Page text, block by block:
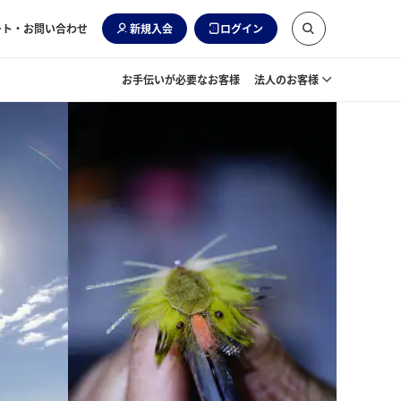
・お問い合わせ 新規入会 ログイン
お手伝いが必要なお客様 法人のお客様